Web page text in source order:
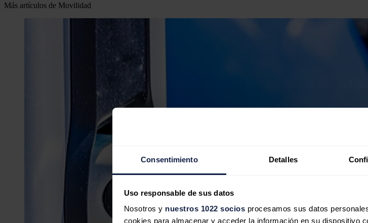
Consentimiento Detalles
Uso responsable de sus datos
Nosotros y nuestros 1022 socios procesamos sus datos
cookies para almacenar y acceder la información en su dispositivo
Más artículos de Movilidad